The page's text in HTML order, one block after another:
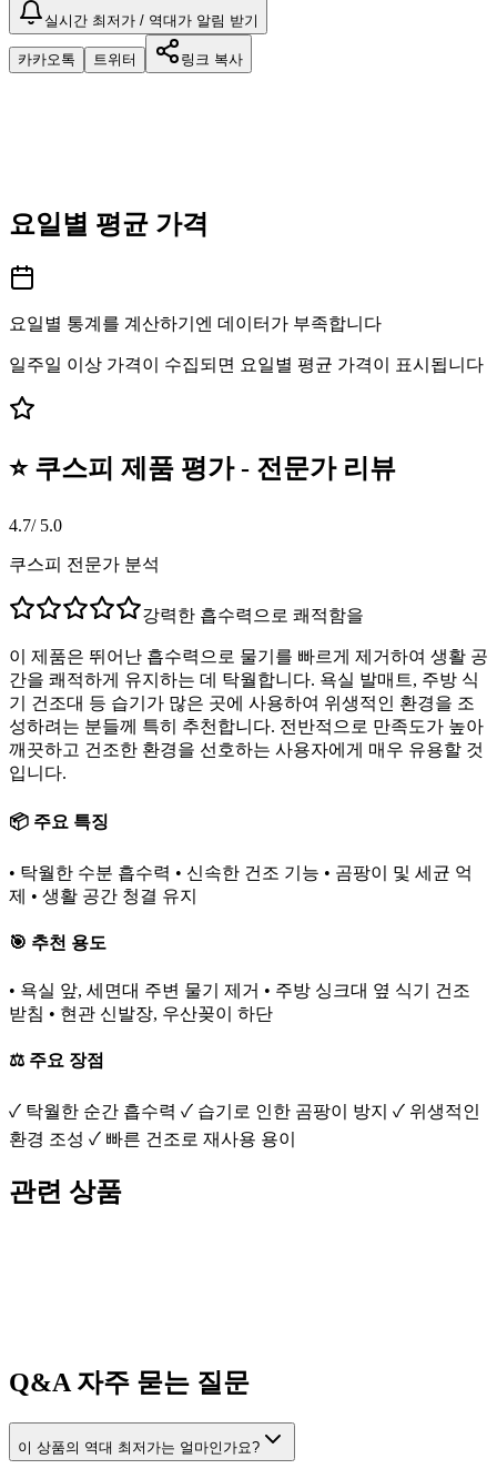
실시간 최저가 / 역대가 알림 받기
카카오톡 트위터 링크 복사
요일별 평균 가격
요일별 통계를 계산하기엔 데이터가 부족합니다
일주일 이상 가격이 수집되면 요일별 평균 가격이 표시됩니다
⭐ 쿠스피 제품 평가 - 전문가 리뷰
4.7/ 5.0
쿠스피 전문가 분석
강력한 흡수력으로 쾌적함을
이 제품은 뛰어난 흡수력으로 물기를 빠르게 제거하여 생활 공
간을 쾌적하게 유지하는 데 탁월합니다. 욕실 발매트, 주방 식
기 건조대 등 습기가 많은 곳에 사용하여 위생적인 환경을 조
성하려는 분들께 특히 추천합니다. 전반적으로 만족도가 높아
깨끗하고 건조한 환경을 선호하는 사용자에게 매우 유용할 것
입니다.
📦 주요 특징
• 탁월한 수분 흡수력 • 신속한 건조 기능 • 곰팡이 및 세균 억
제 • 생활 공간 청결 유지
🎯 추천 용도
• 욕실 앞, 세면대 주변 물기 제거 • 주방 싱크대 옆 식기 건조
받침 • 현관 신발장, 우산꽂이 하단
⚖️ 주요 장점
✓ 탁월한 순간 흡수력 ✓ 습기로 인한 곰팡이 방지 ✓ 위생적인
환경 조성 ✓ 빠른 건조로 재사용 용이
관련 상품
Q&A 자주 묻는 질문
이 상품의 역대 최저가는 얼마인가요?